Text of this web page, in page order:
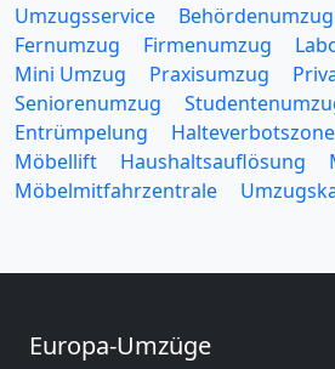
Umzugsservice Behördenumzug
Fernumzug
Firmenumzug
Mini Umzug
Praxisumzug
Seniorenumzug
Entrümpelung
Halteverbotszone
Möbellift
Haushaltsauflösung
Möbelmitfahrzentrale
Europa-Umzüge